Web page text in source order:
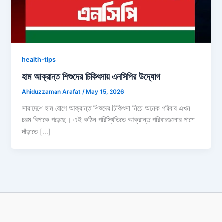
health-tips
হাম আক্রান্ত শিশুদের চিকিৎসায় এনসিপির উদ্যোগ
Ahiduzzaman Arafat/ May 15, 2026
সারাদেশে হাম রোগে আক্রান্ত শিশুদের চিকিৎসা নিয়ে অনেক পরিবার এখন
চরম বিপাকে পড়েছে। এই কঠিন পরিস্থিতিতে আক্রান্ত পরিবারগুলোর পাশে
দাঁড়াতে […]